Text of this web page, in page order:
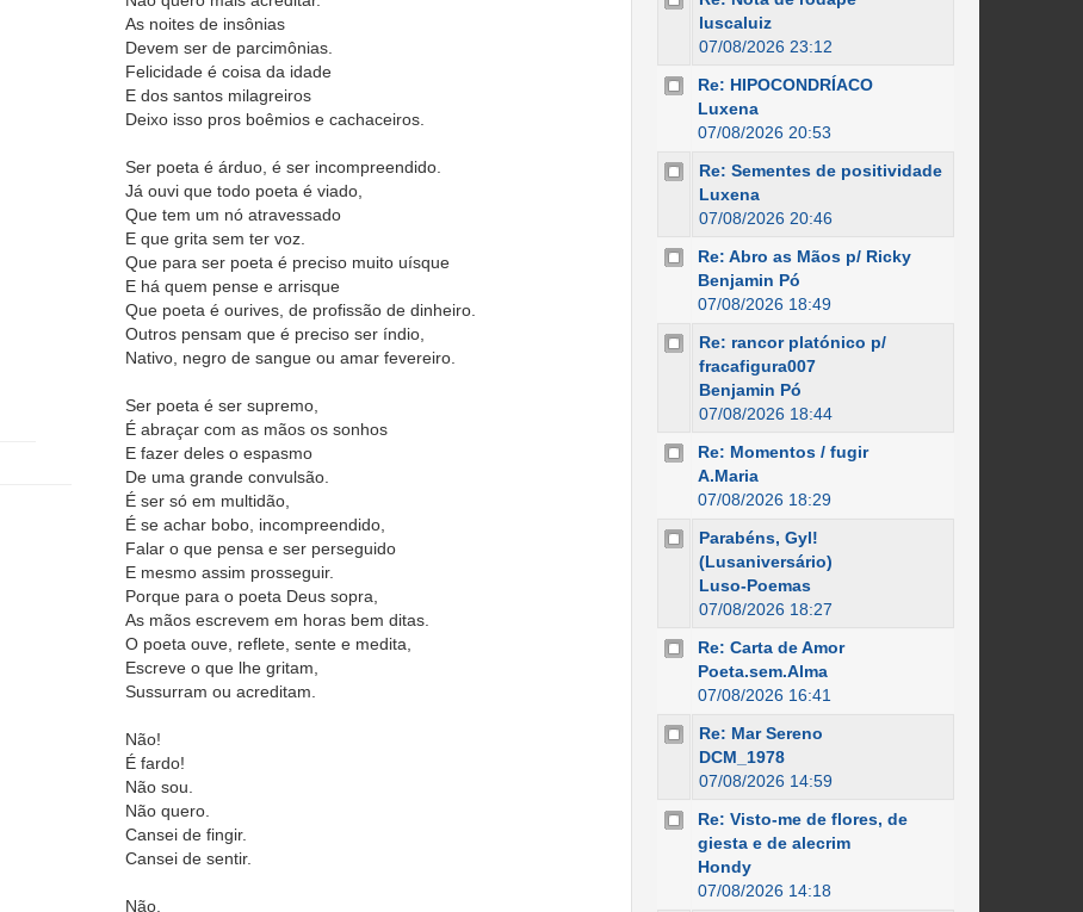
As noites de insônias
Devem ser de parcimônias.
Felicidade é coisa da idade
E dos santos milagreiros
Deixo isso pros boêmios e cachaceiros.
Ser poeta é árduo, é ser incompreendido.
Já ouvi que todo poeta é viado,
Que tem um nó atravessado
E que grita sem ter voz.
Que para ser poeta é preciso muito uísque
E há quem pense e arrisque
Que poeta é ourives, de profissão de dinheiro.
Outros pensam que é preciso ser índio,
Nativo, negro de sangue ou amar fevereiro.
Ser poeta é ser supremo,
É abraçar com as mãos os sonhos
E fazer deles o espasmo
De uma grande convulsão.
É ser só em multidão,
É se achar bobo, incompreendido,
Falar o que pensa e ser perseguido
E mesmo assim prosseguir.
Porque para o poeta Deus sopra,
As mãos escrevem em horas bem ditas.
O poeta ouve, reflete, sente e medita,
Escreve o que lhe gritam,
Sussurram ou acreditam.
Não!
É fardo!
Não sou.
Não quero.
Cansei de fingir.
Cansei de sentir.
Não.
luscaluiz
07/08/2026 23:12
Re: HIPOCONDRÍACO
Luxena
07/08/2026 20:53
Re: Sementes de positividade
Luxena
07/08/2026 20:46
Re: Abro as Mãos p/ Ricky
Benjamin Pó
07/08/2026 18:49
Re: rancor platónico p/
fracafigura007
Benjamin Pó
07/08/2026 18:44
Re: Momentos / fugir
A.Maria
07/08/2026 18:29
Parabéns, Gyl!
(Lusaniversário)
Luso-Poemas
07/08/2026 18:27
Re: Carta de Amor
Poeta.sem.Alma
07/08/2026 16:41
Re: Mar Sereno
DCM_1978
07/08/2026 14:59
Re: Visto-me de flores, de
giesta e de alecrim
Hondy
07/08/2026 14:18